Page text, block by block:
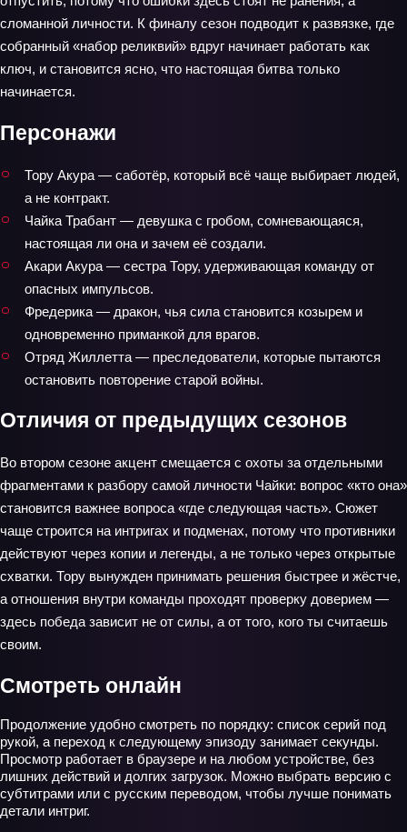
сломанной личности. К финалу сезон подводит к развязке, где
собранный «набор реликвий» вдруг начинает работать как
ключ, и становится ясно, что настоящая битва только
начинается.
Персонажи
Тору Акура — саботёр, который всё чаще выбирает людей,
а не контракт.
Чайка Трабант — девушка с гробом, сомневающаяся,
настоящая ли она и зачем её создали.
Акари Акура — сестра Тору, удерживающая команду от
опасных импульсов.
Фредерика — дракон, чья сила становится козырем и
одновременно приманкой для врагов.
Отряд Жиллетта — преследователи, которые пытаются
остановить повторение старой войны.
Отличия от предыдущих сезонов
Во втором сезоне акцент смещается с охоты за отдельными
фрагментами к разбору самой личности Чайки: вопрос «кто она»
становится важнее вопроса «где следующая часть». Сюжет
чаще строится на интригах и подменах, потому что противники
действуют через копии и легенды, а не только через открытые
схватки. Тору вынужден принимать решения быстрее и жёстче,
а отношения внутри команды проходят проверку доверием —
здесь победа зависит не от силы, а от того, кого ты считаешь
своим.
Смотреть онлайн
Продолжение удобно смотреть по порядку: список серий под
рукой, а переход к следующему эпизоду занимает секунды.
Просмотр работает в браузере и на любом устройстве, без
лишних действий и долгих загрузок. Можно выбрать версию с
субтитрами или с русским переводом, чтобы лучше понимать
детали интриг.